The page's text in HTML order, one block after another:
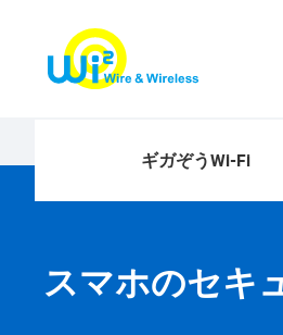
ギガぞうWi-Fi
スマホのセキ